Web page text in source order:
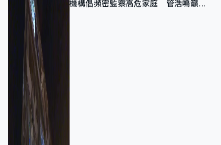
機構倡頻密監察高危家庭 管浩鳴籲加